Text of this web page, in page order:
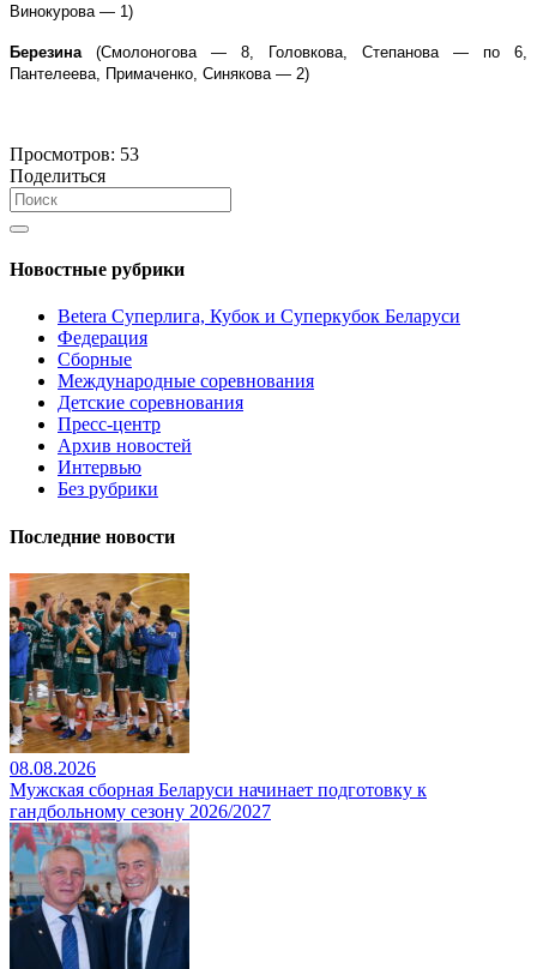
Винокурова — 1)
Березина (Смолоногова — 8, Головкова, Степанова — по 6,
Пантелеева, Примаченко, Синякова — 2)
Просмотров: 53
Поделиться
Новостные рубрики
Betera Суперлига, Кубок и Суперкубок Беларуси
Федерация
Сборные
Международные соревнования
Детские соревнования
Пресс-центр
Архив новостей
Интервью
Без рубрики
Последние новости
08.08.2026
Мужская сборная Беларуси начинает подготовку к
гандбольному сезону 2026/2027